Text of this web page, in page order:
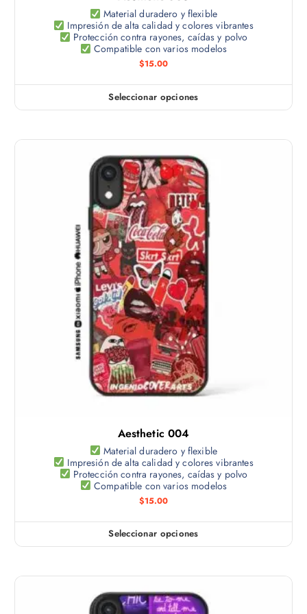
u
e
d
e
n
e
l
g
i
r
e
n
l
a
p
á
g
i
n
a
d
e
p
r
d
c
t
o
p
l
e
s
a
r
a
n
t
e
s
.
L
a
s
o
p
c
i
o
n
e
s
p
u
e
d
e
n
e
l
i
Material duradero y flexible
Impresión de alta calidad y colores vibrantes
Protección contra rayones, caídas y polvo
Compatible con varios modelos
$15.00
Seleccionar opciones
E
p
r
o
d
u
c
t
o
t
i
e
n
e
m
ú
i
p
l
e
s
a
r
a
n
t
Aesthetic 004
Material duradero y flexible
Impresión de alta calidad y colores vibrantes
Protección contra rayones, caídas y polvo
Compatible con varios modelos
$15.00
Seleccionar opciones
E
p